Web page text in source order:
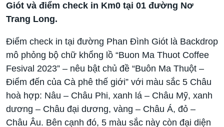
Giót và điểm check in Km0 tại 01 đường Nơ
Trang Long.
Điểm check in tại đường Phan Đình Giót là Backdrop
mô phỏng bộ chữ khổng lồ “Buon Ma Thuot Coffee
Fesival 2023” – nêu bật chủ đề “Buôn Ma Thuột –
Điểm đến của Cà phê thế giới” với màu sắc 5 Châu
hoà hợp: Nâu – Châu Phi, xanh lá – Châu Mỹ, xanh
dương – Châu đại dương, vàng – Châu Á, đỏ –
Châu Âu. Bên cạnh đó, 5 màu sắc này còn đại diện